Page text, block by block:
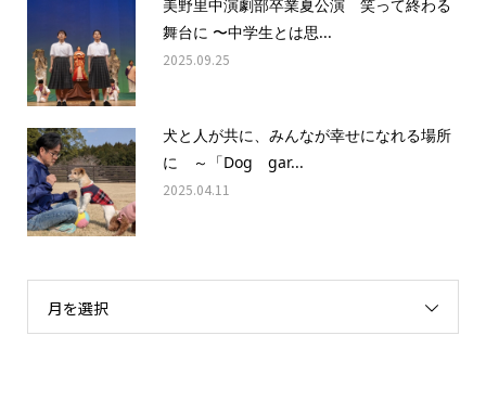
美野里中演劇部卒業夏公演 笑って終わる
舞台に 〜中学生とは思...
2025.09.25
犬と人が共に、みんなが幸せになれる場所
に ～「Dog gar...
2025.04.11
月を選択